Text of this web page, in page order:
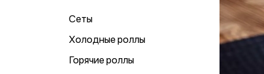
Сеты
Холодные роллы
Горячие роллы